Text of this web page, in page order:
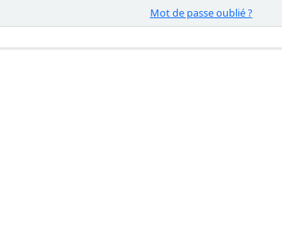
Mot de passe oublié ?